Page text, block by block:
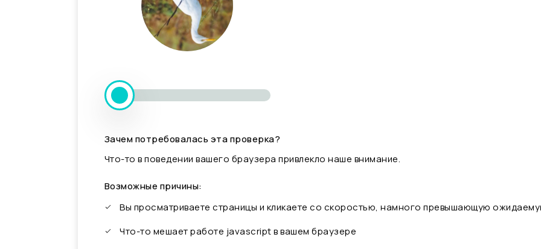
Зачем потребовалась эта проверка?
Что-то в поведении вашего браузера привлекло наше внимание.
Возможные причины:
Вы просматриваете страницы и кликаете со скоростью, намного превышающую
Что-то мешает работе javascript в вашем браузере